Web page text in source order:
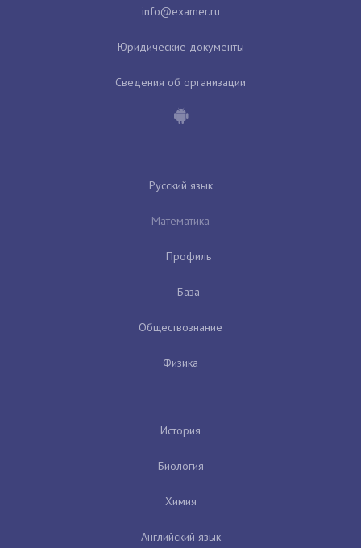
Юридические документы
Сведения об организации
Русский язык
Математика
Профиль
База
Обществознание
Физика
История
Биология
Химия
Английский язык